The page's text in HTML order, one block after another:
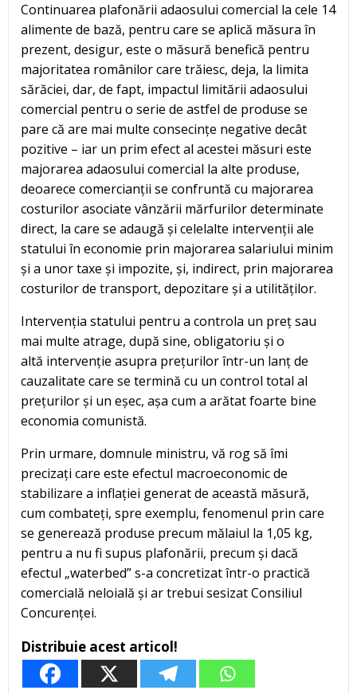
Continuarea plafonării adaosului comercial la cele 14
alimente de bază, pentru care se aplică măsura în
prezent, desigur, este o măsură benefică pentru
majoritatea românilor care trăiesc, deja, la limita
sărăciei, dar, de fapt, impactul limitării adaosului
comercial pentru o serie de astfel de produse se
pare că are mai multe consecințe negative decât
pozitive – iar un prim efect al acestei măsuri este
majorarea adaosului comercial la alte produse,
deoarece comercianții se confruntă cu majorarea
costurilor asociate vânzării mărfurilor determinate
direct, la care se adaugă și celelalte intervenții ale
statului în economie prin majorarea salariului minim
și a unor taxe și impozite, și, indirect, prin majorarea
costurilor de transport, depozitare și a utilităților.
Intervenția statului pentru a controla un preț sau
mai multe atrage, după sine, obligatoriu și o
altă intervenție asupra prețurilor într-un lanț de
cauzalitate care se termină cu un control total al
prețurilor și un eșec, așa cum a arătat foarte bine
economia comunistă.
Prin urmare, domnule ministru, vă rog să îmi
precizați care este efectul macroeconomic de
stabilizare a inflației generat de această măsură,
cum combateți, spre exemplu, fenomenul prin care
se generează produse precum mălaiul la 1,05 kg,
pentru a nu fi supus plafonării, precum și dacă
efectul „waterbed” s-a concretizat într-o practică
comercială neloială și ar trebui sesizat Consiliul
Concurenței.
Distribuie acest articol!